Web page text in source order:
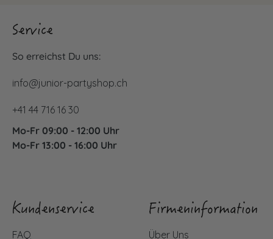
Service
So erreichst Du uns:
info@junior-partyshop.ch
+41 44 716 16 30
Mo-Fr 09:00 - 12:00 Uhr
Mo-Fr 13:00 - 16:00 Uhr
Kundenservice
FAQ
Firmeninformation
Über Uns